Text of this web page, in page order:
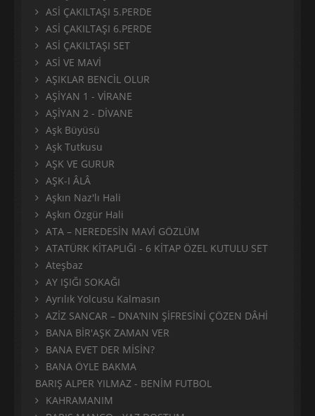
ASİ ÇAKILTAŞI 5.PERDE
ASİ ÇAKILTAŞI 6.PERDE
ASİ ÇAKILTAŞI SET
ASİ VE MAVİ
AŞIKLAR BENCİL OLUR
AŞİYAN 1 - VİRANE
AŞİYAN 2 - DİVANE
Aşk Büyüsü
Aşk Tutkusu
AŞK VE GURUR
AŞK-I ÂLÂ
Aşkın Naz'lı Hali
Aşkın Özgür Hali
ATA – NEREDESİN MAVİ GÖZLÜM
ATATÜRK KİTAPLIĞI - 6 KİTAP ÖZEL KUTULU SET
Ateşbaz
AY IŞIĞI SOKAĞI
Ayrılık Yolcusu Kalmasın
AZİZ SANCAR – DNA’NIN ŞİFRESİNİ ÇÖZEN DÂHİ
BANA BİR'AŞK ZAMAN VER
BANA EVET DER MİSİN?
BANA ÖYLE BAKMA
BARIŞ ALPER YILMAZ - BENİM FUTBOL
KAHRAMANIM